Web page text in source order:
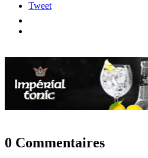
Tweet
0 Commentaires